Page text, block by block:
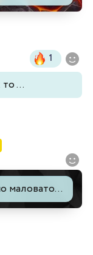
1
...
маловато...